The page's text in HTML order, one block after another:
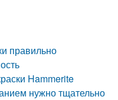
правильно
Hammerite
нужно тщательно